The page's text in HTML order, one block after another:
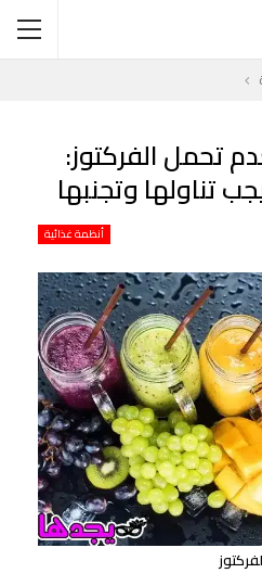
تحمل الفركتوز:
تناولها وتجنبها
أنظمة غذائية